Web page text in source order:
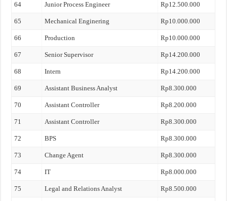
64 Junior Process Engineer Rp12.500.000
65 Mechanical Enginering Rp10.000.000
66 Production Rp10.000.000
67 Senior Supervisor Rp14.200.000
68 Intern Rp14.200.000
69 Assistant Business Analyst Rp8.300.000
70 Assistant Controller Rp8.200.000
71 Assistant Controller Rp8.300.000
72 BPS Rp8.300.000
73 Change Agent Rp8.300.000
74 IT Rp8.000.000
75 Legal and Relations Analyst Rp8.500.000